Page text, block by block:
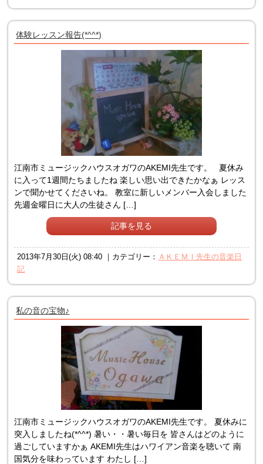
体験レッスン報告(*^^*)
江南市ミュージックハウスオガワのAKEMI先生です。 夏休み
に入って1週間たちましたね 楽しい思い出できたかなぁ レッス
ンで聞かせてくださいね。 教室に新しいメンバー入会しました
先週金曜日に大人の生徒さん […]
記事を見る
2013年7月30日(火) 08:40 ｜カテゴリー： ＡＫＥＭＩ先生の音楽日
記
私の音の宝物♪
江南市ミュージックハウスオガワのAKEMI先生です。 夏休みに
突入しましたね(*^^*) 暑い・・暑い毎日を 皆さんはどのように
過ごしていますかぁ AKEMI先生はハワイアン音楽を聴いて 南
国気分を味わっています わたし […]